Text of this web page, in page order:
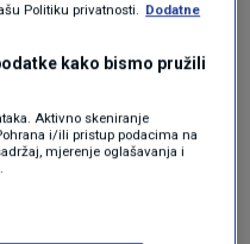
ugostiteljstvu.
u Europi: Gdje radnici
novca?
Politiku privatnosti. Dodatne
kako bismo pružili
Aktivno skeniranje
i/ili pristup podacima na
mjerenje oglašavanja i